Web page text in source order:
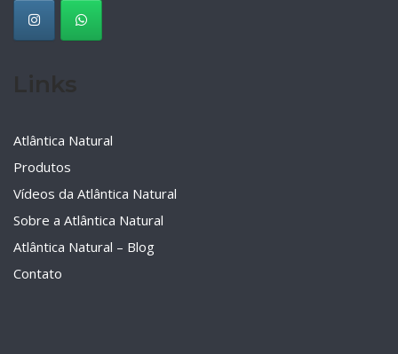
Atlântica Natural
Produtos
Vídeos da Atlântica Natural
Sobre a Atlântica Natural
Atlântica Natural – Blog
Contato